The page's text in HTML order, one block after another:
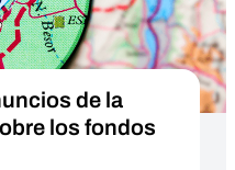
de la
los fondos